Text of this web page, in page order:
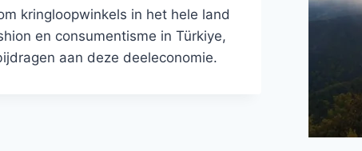
kringloopwinkels in het hele land
en consumentisme in Türkiye,
aan deze deeleconomie.